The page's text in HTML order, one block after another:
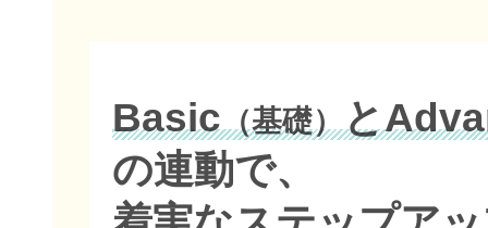
Basic（基礎）と
の連動で、